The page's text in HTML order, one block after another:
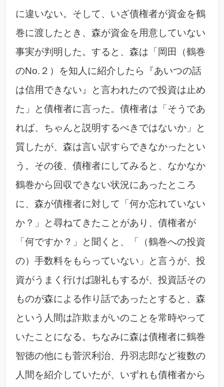
に違いない。そして、いざ債権者が資金を鶴
巻に渡したとき、森が資金を用意していない
事実が判明した。すると、森は「岡田（鶴巻
のNo.２）を知人に紹介したら『あいつの話
は信用できない』と言われたので投資は止め
た」と債権者に言った。債権者は「そうであ
れば、ちゃんと説明するべきではないか」と
質したが、森は言い訳すらできなかったとい
う。その後、債権者にしてみると、なかなか
鶴巻から回収できない状況にあったところ
に、森が債権者に対して「何か忘れていない
か？」と尋ねてきたことがあり、債権者が
「何ですか？」と聞くと、「（鶴巻への投資
の）手数料をもらっていない」と言うが、投
資がうまく行けば謝礼もするが、投資話その
ものが森による作り話であったとすると、森
という人間は詐欺まがいのことを常時やって
いたことになる。ちなみに森は債権者に鶴巻
智徳の他にも菅沢利治、丹羽志郎など複数の
人間を紹介していたが、いずれも債権者から